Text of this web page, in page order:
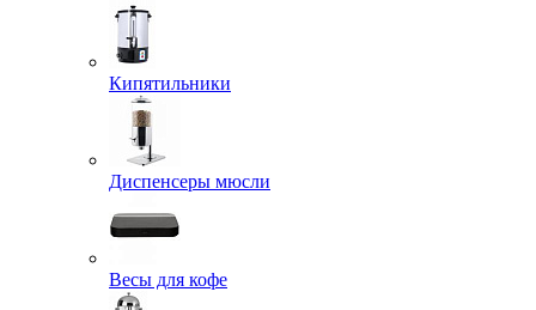
Кипятильники
Диспенсеры мюсли
Весы для кофе